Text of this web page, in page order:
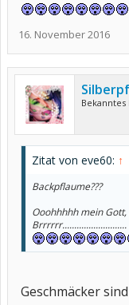
16. November 2016
Zitat von eve60: ↑
Backpflaume???
Ooohhhhh mein Gott,
Geschmäcker